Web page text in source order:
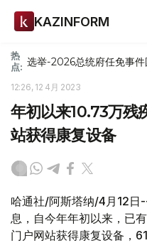
KAZINFORM
热
点: 选举-2026总统府任免事件
12:26, 12 4月 2023
年初以来10.73万残
站获得康复设备
哈通社/阿斯塔纳/4月12日
息，自今年年初以来，已
门户网站获得康复设备，